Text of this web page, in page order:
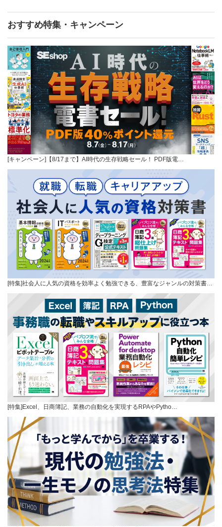
おすすめ特集・キャンペーン
[キャンペーン]【8/17まで】AI時代の生存戦略セール！ PDF版電…
[特集]社会人に人気の資格を効率よく勉強できる、豊富なジャンルの対策書…
[特集]Excel、日商簿記、業務の自動化を実現するRPAやPytho…